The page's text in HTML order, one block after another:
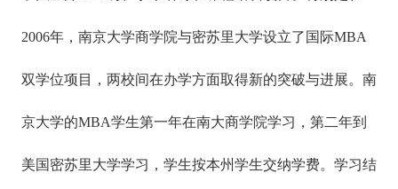
2006年，南京大学商学院与密苏里大学设立了国际MBA
双学位项目，两校间在办学方面取得新的突破与进展。南
京大学的MBA学生第一年在南大商学院学习，第二年到
美国密苏里大学学习，学生按本州学生交纳学费。学习结